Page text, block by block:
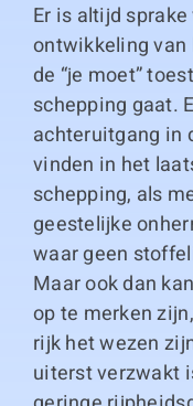
Er is altijd
ontwikkeling
de “je moet”
schepping gaat.
achteruitgang in
vinden in het
schepping, als
geestelijke
waar geen
Maar ook dan
op te merken
rijk het wezen
uiterst verzwakt